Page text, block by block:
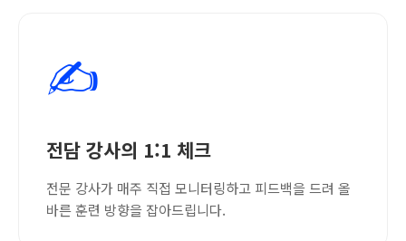
✍️
전담 강사의 1:1 체크
전문 강사가 매주 직접 모니터링하고 피드백을 드려 올
바른 훈련 방향을 잡아드립니다.